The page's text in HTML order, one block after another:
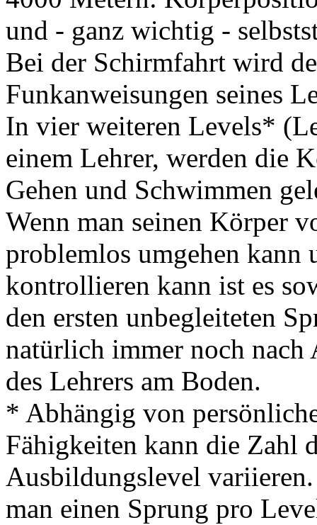
und - ganz wichtig -
Bei der Schirmfahrt wird
Funkanweisungen seines
In vier weiteren Levels*
einem Lehrer, werden die
Gehen und Schwimmen
Wenn man seinen Körper
problemlos umgehen kann
kontrollieren kann ist es
den ersten unbegleiteten
natürlich immer noch
des Lehrers am Boden.
* Abhängig von
Fähigkeiten kann die Zahl
Ausbildungslevel
man einen Sprung pro